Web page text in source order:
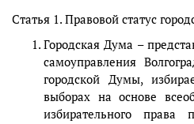
Статья 1. Правовой статус
Городская Дума –
самоуправления
городской Думы,
выборах на основе
избирательного права